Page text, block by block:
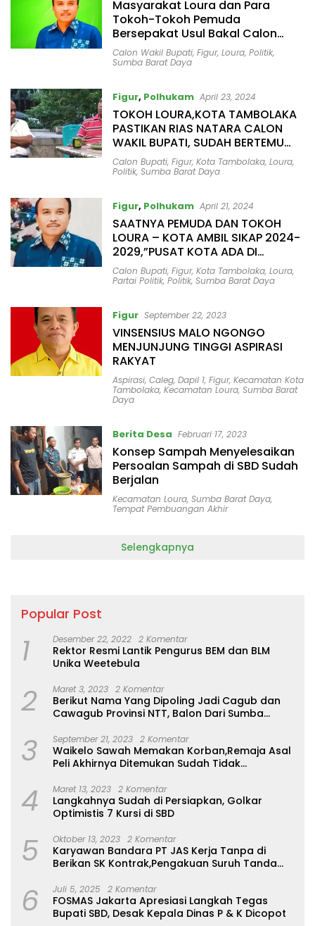
Masyarakat Loura dan Para
Tokoh-Tokoh Pemuda
Bersepakat Usul Bakal Calon
Wakil Bupati Zakarias Natara
Calon Wakil Bupati, Figur, Loura, Politik,
Sumba Barat Daya
Figur, Polhukam April 23, 2024
TOKOH LOURA,KOTA TAMBOLAKA
PASTIKAN RIAS NATARA CALON
WAKIL BUPATI, SUDAH BERTEMU
DENGAN GERA MALITI
Calon Bupati, Figur, Kota Tambolaka, Loura,
Politik, Sumba Barat Daya
Figur, Polhukam April 21, 2024
SAATNYA PEMUDA DAN TOKOH
LOURA – KOTA AMBIL SIKAP 2024-
2029,”PUSAT KOTA ADA DI
LOURA,SEPAKAT JANGAN JADI
PENONTON”
Calon Bupati, Figur, Kota Tambolaka, Loura,
Partai Politik, Politik, Sumba Barat Daya
Figur September 22, 2023
VINSENSIUS MALO NGONGO
MENJUNJUNG TINGGI ASPIRASI
RAKYAT
Aspirasi, Caleg, Dapil 1, Figur, Kecamatan Kota
Tambolaka, Kecamatan Loura, Sumba Barat
Daya
Berita Desa Februari 17, 2023
Konsep Sampah Menyelesaikan
Persoalan Sampah di SBD Sudah
Berjalan
Kecamatan Loura, Sumba Barat Daya,
Tempat Pembuangan Akhir
Selengkapnya
Popular Post
1 Desember 22, 2022 2 Komentar
Rektor Resmi Lantik Pengurus BEM dan BLM
Unika Weetebula
2 Maret 3, 2023 2 Komentar
Berikut Nama Yang Dipoling Jadi Cagub dan
Cawagub Provinsi NTT, Balon Dari Sumba
3 September 21, 2023 2 Komentar
Waikelo Sawah Memakan Korban,Remaja Asal
Peli Akhirnya Ditemukan Sudah Tidak
4 Maret 13, 2023 2 Komentar
Langkahnya Sudah di Persiapkan, Golkar
Optimistis 7 Kursi di SBD
5 Oktober 13, 2023 2 Komentar
Karyawan Bandara PT JAS Kerja Tanpa di
Berikan SK Kontrak,Pengakuan Suruh Tanda
6 Juli 5, 2025 2 Komentar
FOSMAS Jakarta Apresiasi Langkah Tegas
Bupati SBD, Desak Kepala Dinas P & K Dicopot